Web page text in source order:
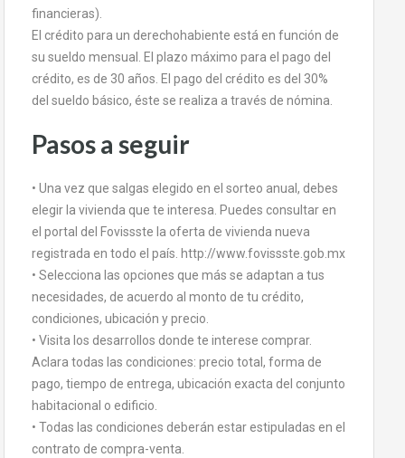
financieras).
El crédito para un derechohabiente está en función de
su sueldo mensual. El plazo máximo para el pago del
crédito, es de 30 años. El pago del crédito es del 30%
del sueldo básico, éste se realiza a través de nómina.
Pasos a seguir
• Una vez que salgas elegido en el sorteo anual, debes
elegir la vivienda que te interesa. Puedes consultar en
el portal del Fovissste la oferta de vivienda nueva
registrada en todo el país. http://www.fovissste.gob.mx
• Selecciona las opciones que más se adaptan a tus
necesidades, de acuerdo al monto de tu crédito,
condiciones, ubicación y precio.
• Visita los desarrollos donde te interese comprar.
Aclara todas las condiciones: precio total, forma de
pago, tiempo de entrega, ubicación exacta del conjunto
habitacional o edificio.
• Todas las condiciones deberán estar estipuladas en el
contrato de compra-venta.